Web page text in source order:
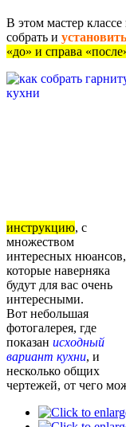
В этом мастер классе
собрать и
«до» и справа
инструкцию, с
множеством
интересных нюансов,
которые наверняка
будут для вас очень
интересными.
Вот небольшая
фотогалерея, где
показан исходный
вариант кухни, и
несколько общих
чертежей, от чего